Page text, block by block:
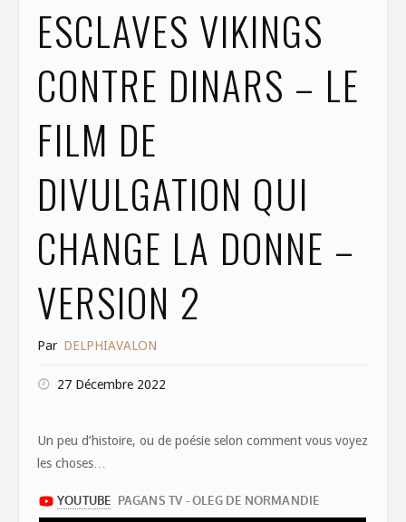
ESCLAVES VIKINGS
CONTRE DINARS – LE
FILM DE
DIVULGATION QUI
CHANGE LA DONNE –
VERSION 2
Par DELPHIAVALON
27 Décembre 2022
Un peu d’histoire, ou de poésie selon comment vous voyez
les choses…